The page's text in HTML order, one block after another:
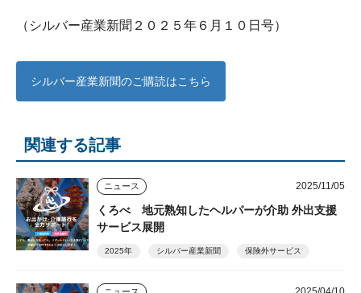
（シルバー産業新聞２０２５年６月１０日号）
シルバー産業新聞のご購読はこちら
関連する記事
ニュース 2025/11/05
くろべ 地元熟知したヘルパーが介助 外出支援
サービス展開
2025年 シルバー産業新聞 保険外サービス
ニュース